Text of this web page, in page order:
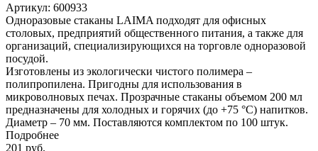
Артикул: 600933
Одноразовые стаканы LAIMA подходят для офисных
столовых, предприятий общественного питания, а также для
организаций, специализирующихся на торговле одноразовой
посудой.
Изготовлены из экологически чистого полимера –
полипропилена. Пригодны для использования в
микроволновых печах. Прозрачные стаканы объемом 200 мл
предназначены для холодных и горячих (до +75 °C) напитков.
Диаметр – 70 мм. Поставляются комплектом по 100 штук.
Подробнее
201 руб.